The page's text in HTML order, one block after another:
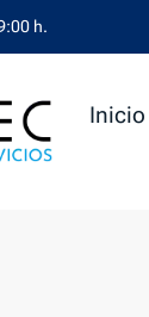
h.
Inicio